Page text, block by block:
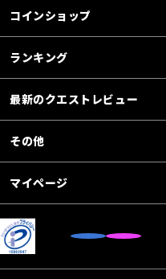
コインショップ
ランキング
最新のクエストレビュー
その他
マイページ